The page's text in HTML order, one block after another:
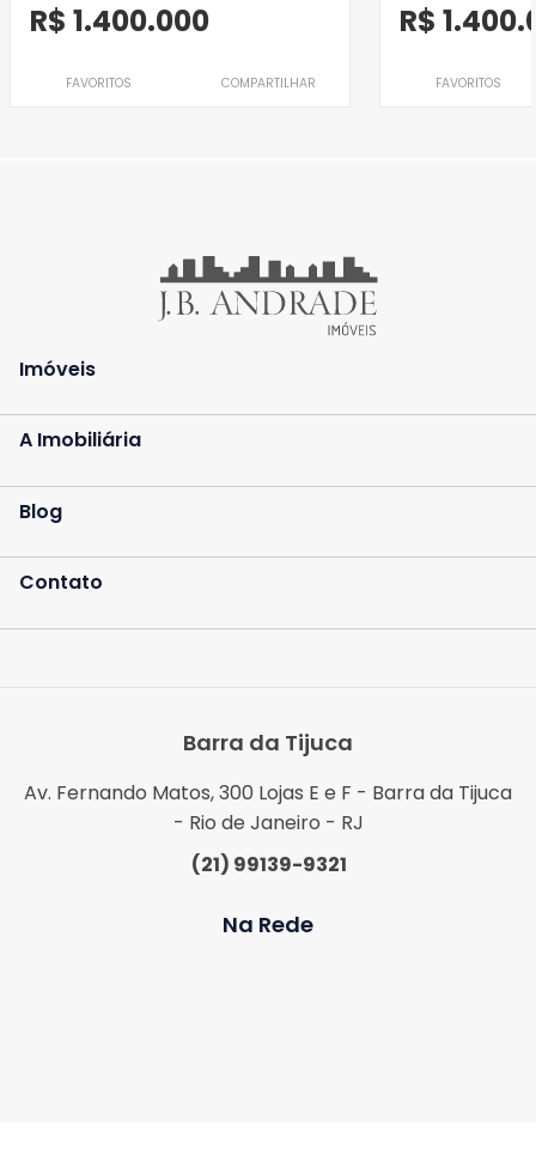
R$ 1.400.000
FAVORITOS COMPARTILHAR
R$
FAVORITOS
Imóveis
A Imobiliária
Blog
Contato
Barra da Tijuca
Av. Fernando Matos, 300 Lojas E e F - Barra da Tijuca
- Rio de Janeiro - RJ
(21) 99139-9321
Na Rede